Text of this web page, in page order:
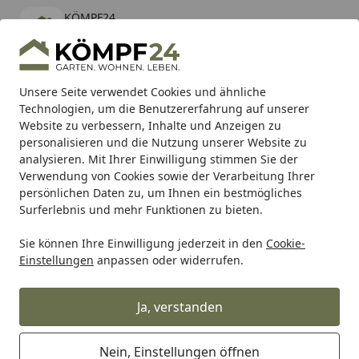
Unsere Seite verwendet Cookies und ähnliche
Technologien, um die Benutzererfahrung auf unserer
Website zu verbessern, Inhalte und Anzeigen zu
personalisieren und die Nutzung unserer Website zu
analysieren. Mit Ihrer Einwilligung stimmen Sie der
Verwendung von Cookies sowie der Verarbeitung Ihrer
persönlichen Daten zu, um Ihnen ein bestmögliches
Surferlebnis und mehr Funktionen zu bieten.
Sie können Ihre Einwilligung jederzeit in den Cookie-
Einstellungen anpassen oder widerrufen.
Ja, verstanden
Nein, Einstellungen öffnen
KÖMPF24
kostenlos - Im App Store
Hotline
Alle Produkte
Mein Konto
Suchen
Karibu Pools inkl. gratis Sandfilteranlage & Pool-
Starterset (Gesamtwert bis 468,99€)
Startseite
SBS Bremsbeläge Racing SBS Bremsbelag 523DCC
SBS Bremsbelag 523DCC Road
Racing Classic Dual Carbon